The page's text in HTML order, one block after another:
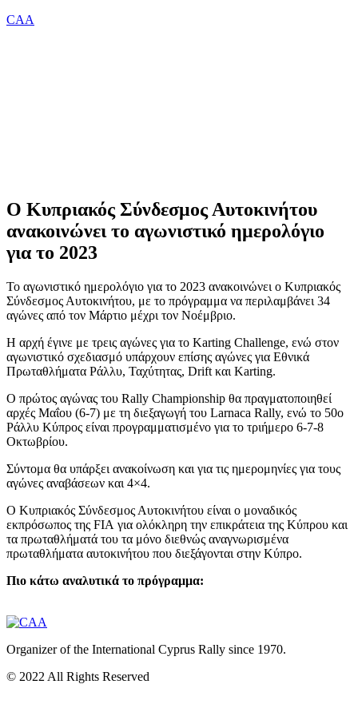
CAA
Ο Κυπριακός Σύνδεσμος Αυτοκινήτου
ανακοινώνει το αγωνιστικό ημερολόγιο
για το 2023
Το αγωνιστικό ημερολόγιο για το 2023 ανακοινώνει ο Κυπριακός
Σύνδεσμος Αυτοκινήτου, με το πρόγραμμα να περιλαμβάνει 34
αγώνες από τον Μάρτιο μέχρι τον Νοέμβριο.
Η αρχή έγινε με τρεις αγώνες για το Karting Challenge, ενώ στον
αγωνιστικό σχεδιασμό υπάρχουν επίσης αγώνες για Εθνικά
Πρωταθλήματα Ράλλυ, Ταχύτητας, Drift και Karting.
Ο πρώτος αγώνας του Rally Championship θα πραγματοποιηθεί
αρχές Μαΐου (6-7) με τη διεξαγωγή του Larnaca Rally, ενώ το 50ο
Ράλλυ Κύπρος είναι προγραμματισμένο για το τριήμερο 6-7-8
Οκτωβρίου.
Σύντομα θα υπάρξει ανακοίνωση και για τις ημερομηνίες για τους
αγώνες αναβάσεων και 4×4.
Ο Κυπριακός Σύνδεσμος Αυτοκινήτου είναι ο μοναδικός
εκπρόσωπος της FIA για ολόκληρη την επικράτεια της Κύπρου και
τα πρωταθλήματά του τα μόνο διεθνώς αναγνωρισμένα
πρωταθλήματα αυτοκινήτου που διεξάγονται στην Κύπρο.
Πιο κάτω αναλυτικά το πρόγραμμα:
Organizer of the International Cyprus Rally since 1970.
© 2022 All Rights Reserved